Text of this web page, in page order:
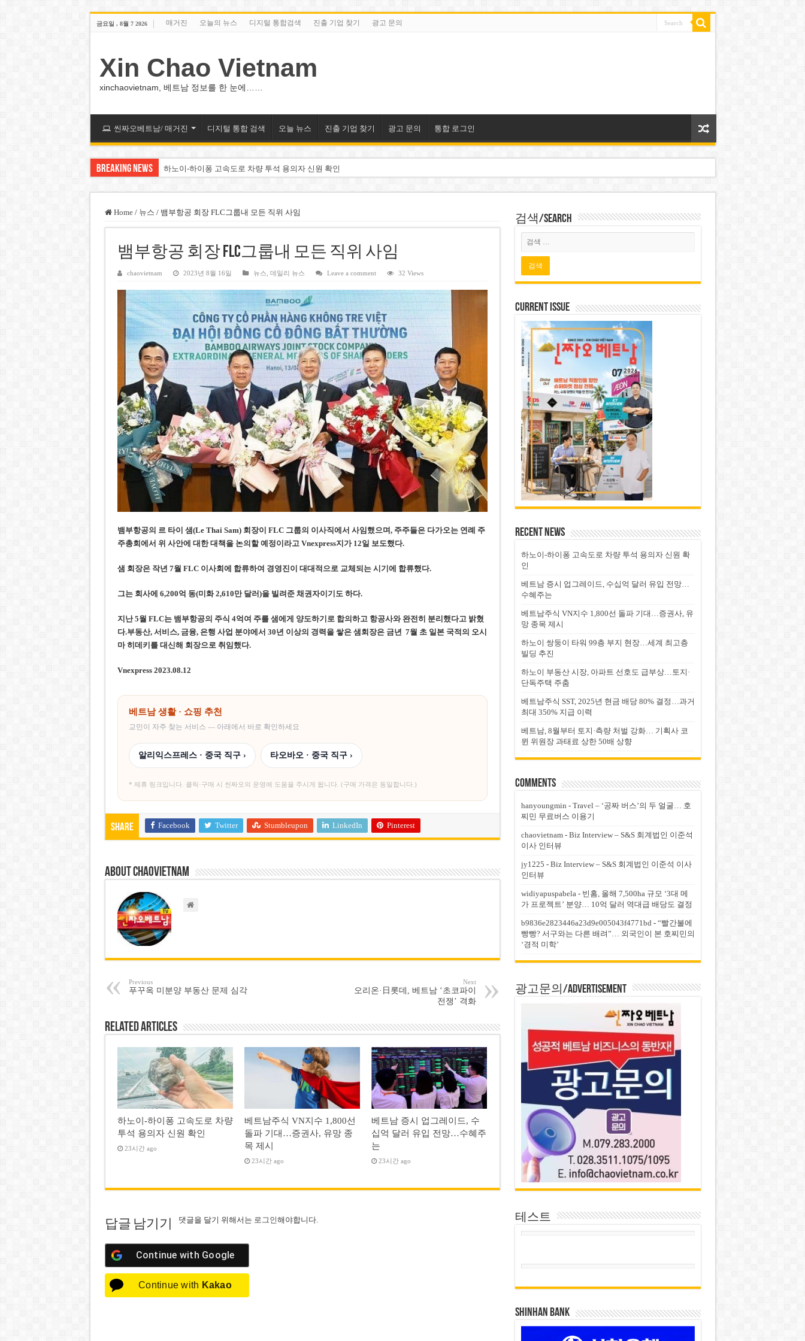
금요일 , 8월 7 2026 매거진 오늘의 뉴스 디지털 통합검색 진출 기업 찾기 광고 문의
Xin Chao Vietnam
xinchaovietnam, 베트남 정보를 한 눈에……
씬짜오베트남/ 매거진 디지털 통합 검색 오늘 뉴스 진출 기업 찾기 광고 문의 통합 로그인
Breaking News 하노이-하이퐁 고속도로 차량 투석 용의자 신원 확인
베트남주식 VN지수 1,800선 돌파 기대…증권사, 유망 종목 제시
하노이 쌍둥이 타워 99층 부지 현장…세계 최고층 빌딩 추진
하노이 부동산 시장, 아파트 선호도 급부상…토지·단독주택 주춤
베트남주식 SST, 2025년 현금 배당 80% 결정…과거 최대 350% 지급 이력
베트남 전자비자 사기 웹사이트 주의…외국인 여행자 피해 경보
호주 젯스타, 내년부터 기내 수납칸 이용 유료화
베트남, 8월부터 토지·측량 처벌 강화… 기획사 코뮌 위원장 과태료 상한 50배 상향
호찌민시, 약 6,500㎡ 토지 용도변경 승인…리조트 개발 추진
Home / 뉴스 / 뱀부항공 회장 FLC그룹내 모든 직위 사임
뱀부항공 회장 FLC그룹내 모든 직위 사임
chaovietnam 2023년 8월 16일 뉴스 데일리 뉴스 Leave a comment 32 Views
뱀부항공의 르 타이 샘(Le Thai Sam) 회장이 FLC 그룹의 이사직에서 사임했으며, 주주들은 다가오는 연례 주
주총회에서 위 사안에 대한 대책을 논의할 예정이라고 Vnexpress지가 12일 보도했다.
샘 회장은 작년 7월 FLC 이사회에 합류하여 경영진이 대대적으로 교체되는 시기에 합류했다.
그는 회사에 6,200억 동(미화 2,610만 달러)을 빌려준 채권자이기도 하다.
지난 5월 FLC는 뱀부항공의 주식 4억여 주를 샘에게 양도하기로 합의하고 항공사와 완전히 분리했다고 밝혔
다.부동산, 서비스, 금융, 은행 사업 분야에서 30년 이상의 경력을 쌓은 샘회장은 금년 7월 초 일본 국적의 오시
마 히데키를 대신해 회장으로 취임 했다.
Vnexpress 2023.08.12
베트남 생활 · 쇼핑 추천
교민이 자주 찾는 서비스 — 아래에서 바로 확인하세요
알리익스프레스 · 중국 직구 › 타오바오 · 중국 직구 ›
* 제휴 링크입니다. 클릭·구매 시 씬짜오의 운영에 도움을 주시게 됩니다. (구매 가격은 동일합니다.)
Share Facebook Twitter Stumbleupon LinkedIn Pinterest
About chaovietnam
Previous
푸꾸옥 미분양 부동산 문제 심각
Next
오리온·日롯데, 베트남 ‘초코파이
전쟁’ 격화
Related Articles
하노이-하이퐁 고속도로 차량
투석 용의자 신원 확인
23시간 ago
베트남주식 VN지수 1,800선
돌파 기대…증권사, 유망 종
목 제시
23시간 ago
베트남 증시 업그레이드, 수
십억 달러 유입 전망…수혜주
는
23시간 ago
답글 남기기 댓글을 달기 위해서는 로그인해야합니다.
Continue with Google
Continue with Kakao
검색/Search
Current Issue
Recent News
하노이-하이퐁 고속도로 차량 투석 용의자 신원 확
인
베트남 증시 업그레이드, 수십억 달러 유입 전망…
수혜주는
베트남주식 VN지수 1,800선 돌파 기대…증권사, 유
망 종목 제시
하노이 쌍둥이 타워 99층 부지 현장…세계 최고층
빌딩 추진
하노이 부동산 시장, 아파트 선호도 급부상…토지·
단독주택 주춤
베트남주식 SST, 2025년 현금 배당 80% 결정…과거
최대 350% 지급 이력
베트남, 8월부터 토지·측량 처벌 강화… 기획사 코
뮌 위원장 과태료 상한 50배 상향
Comments
hanyoungmin - Travel – ‘공짜 버스’의 두 얼굴… 호
찌민 무료버스 이용기
chaovietnam- Biz Interview – S&S 회계법인 이준석
이사 인터뷰
jy1225 - Biz Interview – S&S 회계법인 이준석 이사
인터뷰
widiyapuspabela- 빈홈, 올해 7,500ha 규모 ‘3대 메
가 프로젝트’ 분양… 10억 달러 역대급 배당도 결정
b9836e2823446a23d9e005043f4771bd- “빨간불에
빵빵? 서구와는 다른 배려”… 외국인이 본 호찌민의
‘경적 미학’
광고문의/Advertisement
테스트
SHINHAN BANK